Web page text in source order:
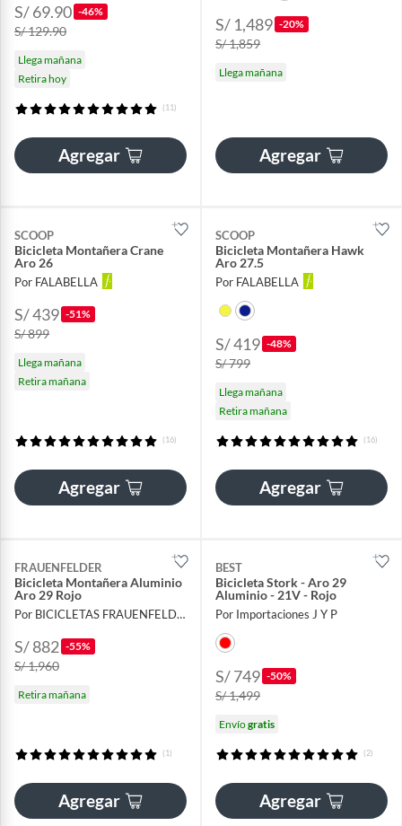
S/ 69.90 -46%
S/ 129.90
Llega mañana
Retira hoy
(11)
Agregar
S/ 1,489 -20%
S/ 1,859
Llega mañana
Agregar
SCOOP
Bicicleta Montañera Crane
Aro 26
Por FALABELLA
S/ 439 -51%
S/ 899
Llega mañana
Retira mañana
(16)
Agregar
SCOOP
Bicicleta Montañera Hawk
Aro 27.5
Por FALABELLA
S/ 419 -48%
S/ 799
Llega mañana
Retira mañana
(16)
Agregar
FRAUENFELDER
Bicicleta Montañera Aluminio
Aro 29 Rojo
Por BICICLETAS FRAUENFELDER
S/ 882 -55%
S/ 1,960
Retira mañana
(1)
Agregar
BEST
Bicicleta Stork - Aro 29
Aluminio - 21V - Rojo
Por Importaciones J Y P
S/ 749 -50%
S/ 1,499
Envíogratis
(2)
Agregar